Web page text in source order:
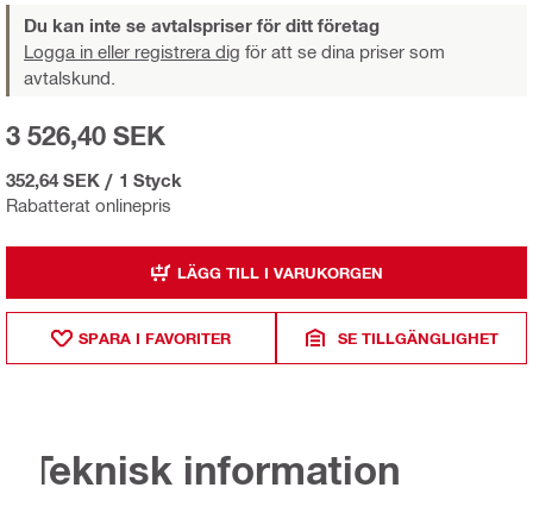
Du kan inte se avtalspriser för ditt företag
Logga in eller registrera dig för att se dina priser som
avtalskund.
Rabatterat onlinepris
3 526,40 SEK
352,64 SEK / 1 Styck
LÄGG TILL I VARUKORGEN
SPARA I FAVORITER SE TILLGÄNGLIGHET
Teknisk information